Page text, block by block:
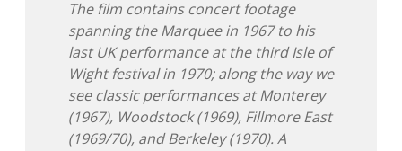
The film contains concert footage
spanning the Marquee in 1967 to his
last UK performance at the third Isle of
Wight festival in 1970; along the way we
see classic performances at Monterey
(1967), Woodstock (1969), Fillmore East
(1969/70), and Berkeley (1970). A